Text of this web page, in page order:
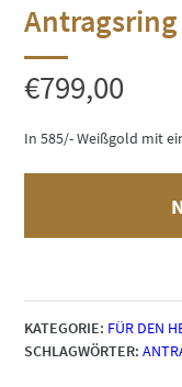
€799,00
In 585/- Weißgold mit
KATEGORIE: FÜR DEN
SCHLAGWÖRTER: